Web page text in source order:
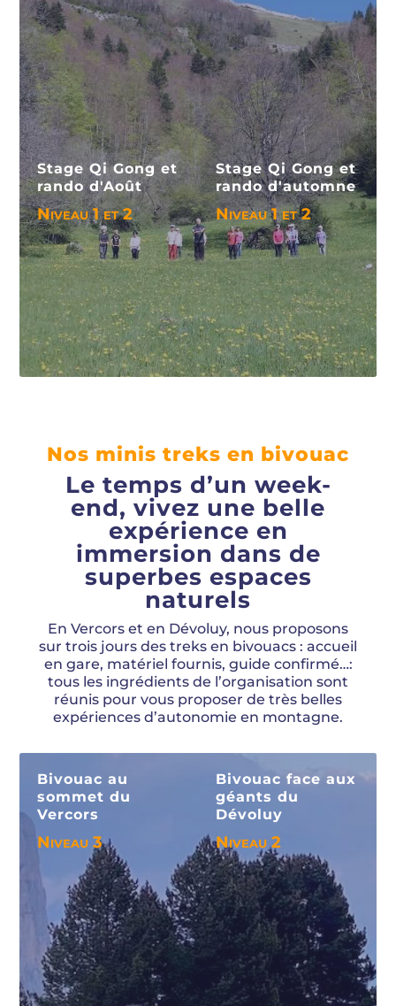
Voir le séjour Voir le séjour
Stage Qi Gong et
rando d'Août
Niveau 1 et 2
Voir le séjour
Stage Qi Gong et
rando d'automne
Niveau 1 et 2
Voir le séjour
Nos minis treks en bivouac
Le temps d’un week-
end, vivez une belle
expérience en
immersion dans de
superbes espaces
naturels
En Vercors et en Dévoluy, nous proposons
sur trois jours des treks en bivouacs : accueil
en gare, matériel fournis, guide confirmé…:
tous les ingrédients de l’organisation sont
réunis pour vous proposer de très belles
expériences d’autonomie en montagne.
Bivouac au
sommet du
Vercors
Niveau 3
Voir le séjour
Bivouac face aux
géants du
Dévoluy
Niveau 2
Voir le séjour